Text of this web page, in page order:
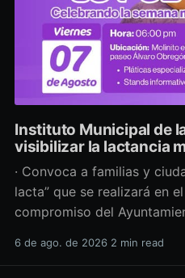
Instituto Municipal de
visibilizar la lactancia
· Convoca a familias y
lacta” que se realizará en el malecón
compromiso del
salud y los derechos de las
6 de ago. de 2026 2 min read